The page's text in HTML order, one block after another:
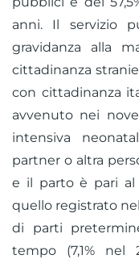
anni. Il servizio
gravidanza alla
cittadinanza
con cittadinanza
avvenuto nei
intensiva
partner o altra
e il parto è pari al
quello registrato
di parti
tempo (7,1% nel